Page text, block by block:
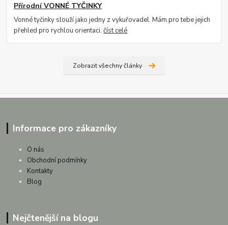
Přírodní VONNÉ TYČINKY
Vonné tyčinky slouží jako jedny z vykuřovadel. Mám pro tebe jejich
přehled pro rychlou orientaci.číst celé
Zobrazit všechny články
Informace pro zákazníky
O nás
Obchodní podmínky
Kontakty
Blog
Nejčtenější na blogu